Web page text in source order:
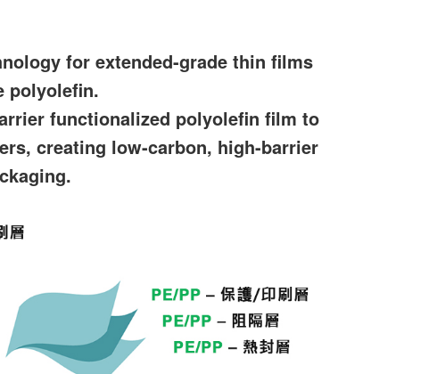
for extended-grade thin films
polyolefin.
functionalized polyolefin film to
creating low-carbon, high-barrier